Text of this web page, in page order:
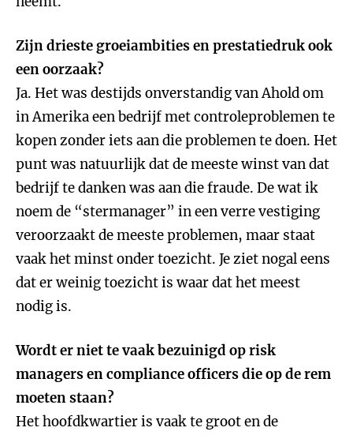
Zijn drieste groeiambities en prestatiedruk ook
een oorzaak?
Ja. Het was destijds onverstandig van Ahold om
in Amerika een bedrijf met controleproblemen te
kopen zonder iets aan die problemen te doen. Het
punt was natuurlijk dat de meeste winst van dat
bedrijf te danken was aan die fraude. De wat ik
noem de “stermanager” in een verre vestiging
veroorzaakt de meeste problemen, maar staat
vaak het minst onder toezicht. Je ziet nogal eens
dat er weinig toezicht is waar dat het meest
nodig is.
Wordt er niet te vaak bezuinigd op risk
managers en compliance officers die op de rem
moeten staan?
Het hoofdkwartier is vaak te groot en de